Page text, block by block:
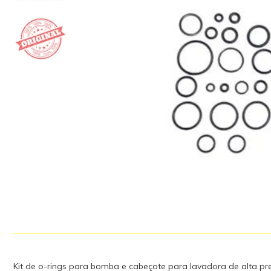
Kit de o-rings para bomba e cabeçote para lavadora de alta